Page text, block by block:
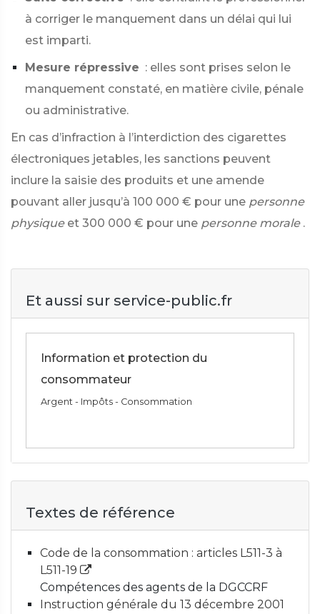
à corriger le manquement dans un délai qui lui
est imparti.
Mesure répressive : elles sont prises selon le
manquement constaté, en matière civile, pénale
ou administrative.
En cas d’infraction à l’interdiction des cigarettes
électroniques jetables, les sanctions peuvent
inclure la saisie des produits et une amende
pouvant aller jusqu’à 100 000 € pour une personne
physique et 300 000 € pour une personne morale .
Et aussi sur service-public.fr
Information et protection du
consommateur
Argent - Impôts - Consommation
Textes de référence
Code de la consommation : articles L511-3 à
L511-19
Compétences des agents de la DGCCRF
Instruction générale du 13 décembre 2001